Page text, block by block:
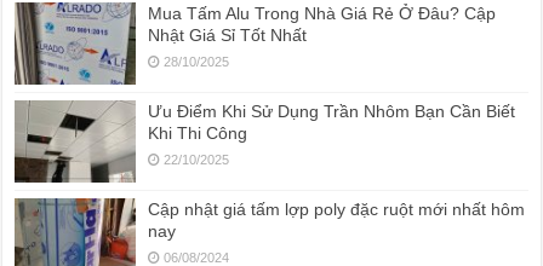
Mua Tấm Alu Trong Nhà Giá Rẻ Ở Đâu? Cập
Nhật Giá Sỉ Tốt Nhất
28/10/2025
Ưu Điểm Khi Sử Dụng Trần Nhôm Bạn Cần Biết
Khi Thi Công
22/10/2025
Cập nhật giá tấm lợp poly đặc ruột mới nhất hôm
nay
06/08/2024